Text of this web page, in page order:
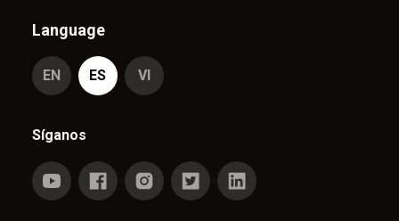
Language
EN ES VI
Síganos